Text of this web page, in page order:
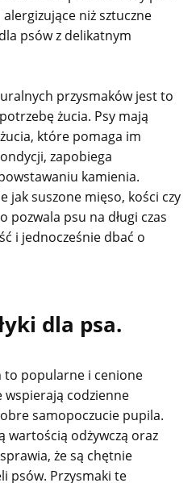
niż sztuczne
psów z delikatnym
przysmaków jest to
żucia. Psy mają
które pomaga im
zapobiega
kamienia.
jak suszone mięso, kości czy
pozwala psu na długi czas
i jednocześnie dbać o
dla psa.
to popularne i cenione
codzienne
samopoczucie pupila.
wartością odżywczą oraz
że są chętnie
psów. Przysmaki te